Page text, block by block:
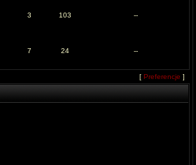
3 103 --
7 24 --
[ Preferencje ]